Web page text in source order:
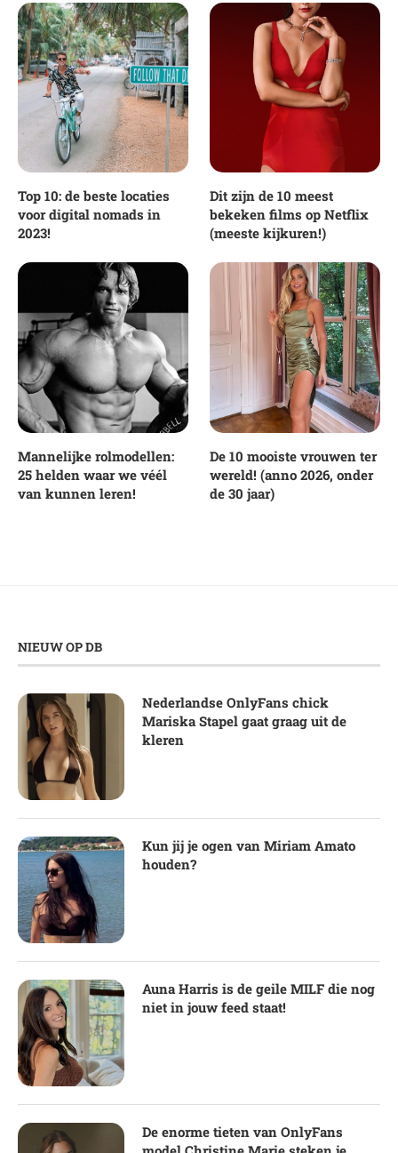
Top 10: de beste locaties
voor digital nomads in
2023!
Dit zijn de 10 meest
bekeken films op Netflix
(meeste kijkuren!)
Mannelijke rolmodellen:
25 helden waar we véél
van kunnen leren!
De 10 mooiste vrouwen ter
wereld! (anno 2026, onder
de 30 jaar)
NIEUW OP DB
Nederlandse OnlyFans chick
Mariska Stapel gaat graag uit de
kleren
Kun jij je ogen van Miriam Amato
houden?
Auna Harris is de geile MILF die nog
niet in jouw feed staat!
De enorme tieten van OnlyFans